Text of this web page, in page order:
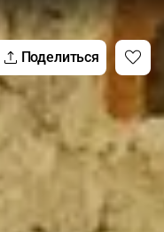
Поделиться